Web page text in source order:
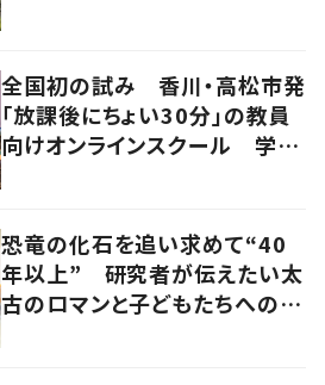
全国初の試み 香川・高松市発
「放課後にちょい30分」の教員
向けオンラインスクール 学校
恐竜の化石を追い求めて“40
年以上” 研究者が伝えたい太
古のロマンと子どもたちへのメ